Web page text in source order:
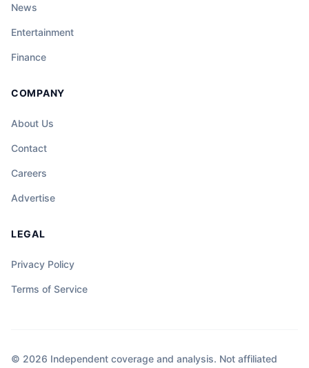
News
Entertainment
Finance
COMPANY
About Us
Contact
Careers
Advertise
LEGAL
Privacy Policy
Terms of Service
© 2026 Independent coverage and analysis. Not affiliated